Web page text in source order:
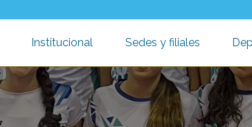
Institucional
Toggle submenu
Sedes y filiales
Toggle